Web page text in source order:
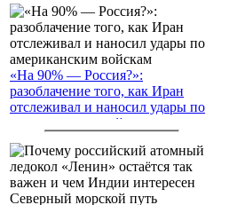
«На 90% — Россия?»:
разоблачение того, как Иран
отслеживал и наносил удары по
американским войскам